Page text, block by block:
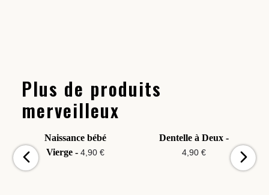
Plus de produits
merveilleux
Naissance bébé
Vierge -4,90 €
Dentelle à Deux -
4,90 €